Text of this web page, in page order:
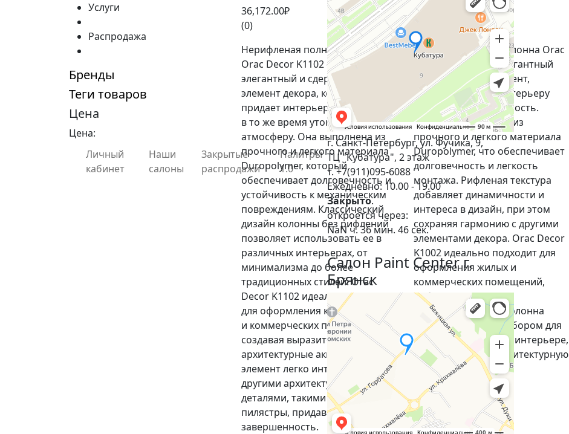
Личный
кабинет
Наши
салоны
Закрытые
распродажи
Палитры
1.0
г. Санкт-Петербург, ул. Фучика, 9,
ТЦ "Кубатура", 2 этаж
т. +7(911)095-6088
Ежедневно: 10.00 - 19.00
Закрыто.
откроется через:
NaN ч. 36 мин. 45 сек.
Салон Paint Center г.
Брянск
36,172.00₽
(0)
Нерифленая полная колонна
Orac Decor K1102 - это
элегантный и сдержанный
элемент декора, который
придает интерьеру строгую, но
в то же время утонченную
атмосферу. Она выполнена из
прочного и легкого материала
Duropolymer, который
обеспечивает долговечность и
устойчивость к механическим
повреждениям. Классический
дизайн колонны без рифлений
позволяет использовать ее в
различных интерьерах, от
минимализма до более
традиционных стилей. Orac
Decor K1102 идеально подходит
для оформления как жилых, так
и коммерческих помещений,
создавая выразительные
архитектурные акценты. Этот
элемент легко интегрируется с
другими архитектурными
деталями, такими как карнизы и
пилястры, придавая интерьеру
завершенность.
38,920.00₽
Рифленая полная колонна Orac
Decor K1002 - это элегантный
архитектурный элемент,
который придает интерьеру
стиль и выразительность.
Колонна выполнена из
прочного и легкого материала
Duropolymer, что обеспечивает
долговечность и легкость
монтажа. Рифленая текстура
добавляет динамичности и
интереса в дизайн, при этом
сохраняя гармонию с другими
элементами декора. Orac Decor
K1002 идеально подходит для
оформления жилых и
коммерческих помещений,
добавляя величие и
изысканность. Эта колонна
станет отличным выбором для
создания акцентов в интерьере,
подчеркивая его архитектурную
концепцию.
В корзину
Услуги
Распродажа
Бренды
Теги товаров
Цена
Цена: